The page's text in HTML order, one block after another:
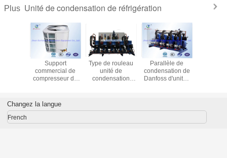
Plus Unité de condensation de réfrigération
Support
commercial de
compresseur de
contrôle
d'automobile de
Type de rouleau
unité de
condensation
le contrôle de
l'installation
Parallèle de
condensation de
Danfoss d'unités
Changez la langue
French